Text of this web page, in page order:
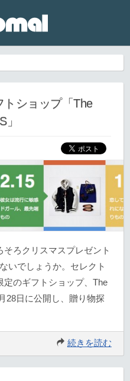
トショップ「The
ろクリスマスプレゼント
いでしょうか。セレクト
定のギフトショップ、The
28日に公開し、贈り物探
続きを読む